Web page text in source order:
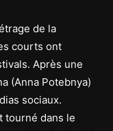
de la
courts ont
Après une
(Anna Potebnya)
sociaux.
tourné dans le